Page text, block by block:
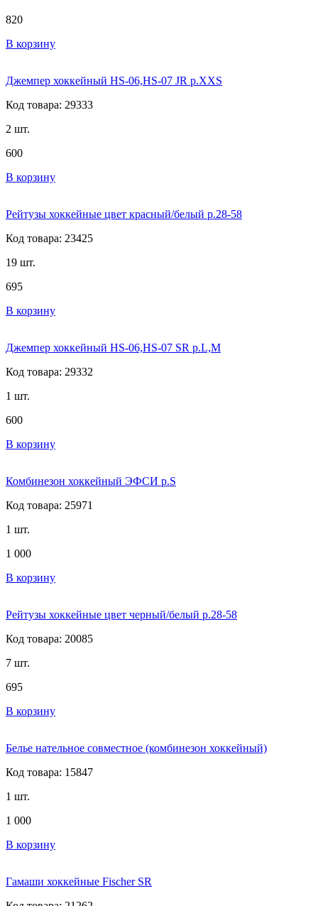
820
В корзину
Джемпер хоккейный HS-06,HS-07 JR р.XXS
Код товара: 29333
2 шт.
600
В корзину
Рейтузы хоккейные цвет красный/белый р.28-58
Код товара: 23425
19 шт.
695
В корзину
Джемпер хоккейный HS-06,HS-07 SR р.L,M
Код товара: 29332
1 шт.
600
В корзину
Комбинезон хоккейный ЭФСИ р.S
Код товара: 25971
1 шт.
1 000
В корзину
Рейтузы хоккейные цвет черный/белый р.28-58
Код товара: 20085
7 шт.
695
В корзину
Белье нательное совместное (комбинезон хоккейный)
Код товара: 15847
1 шт.
1 000
В корзину
Гамаши хоккейные Fischer SR